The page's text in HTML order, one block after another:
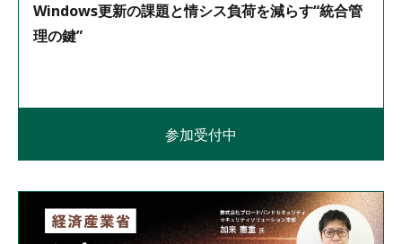
Windows更新の課題と情シス負荷を減らす“統合管
理の鍵”
参加受付中